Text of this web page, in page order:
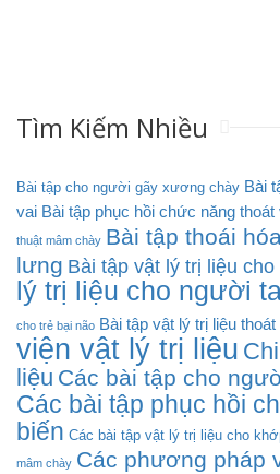
Tìm Kiếm Nhiều
Bài tập cho người gãy xương chày Bài
vai Bài tập phục hồi chức năng thoát
thuật mâm chày Bài tập thoái
lưng Bài tập vật lý trị liệu cho
lý trị liệu cho người
cho trẻ bại não Bài tập vật lý trị liệu
viện vật lý trị liệu
liệu Các bài tập cho
Các bài tập phục hồi
biến Các bài tập vật lý trị liệu cho
mâm chày Các phương pháp